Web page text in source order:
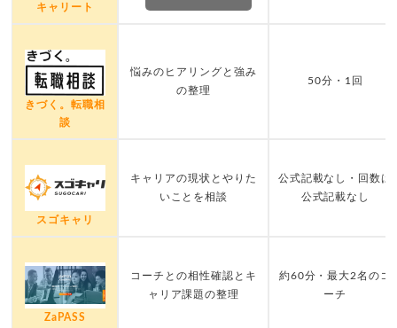
キャリート
きづく。転職相
談
悩みのヒアリングと強み
の整理
50分・1回
スゴキャリ
キャリアの現状とやりた
いことを相談
公式記載なし・回数は
公式記載なし
ZaPASS
コーチとの相性確認とキ
ャリア課題の整理
約60分・最大2名のコ
ーチ